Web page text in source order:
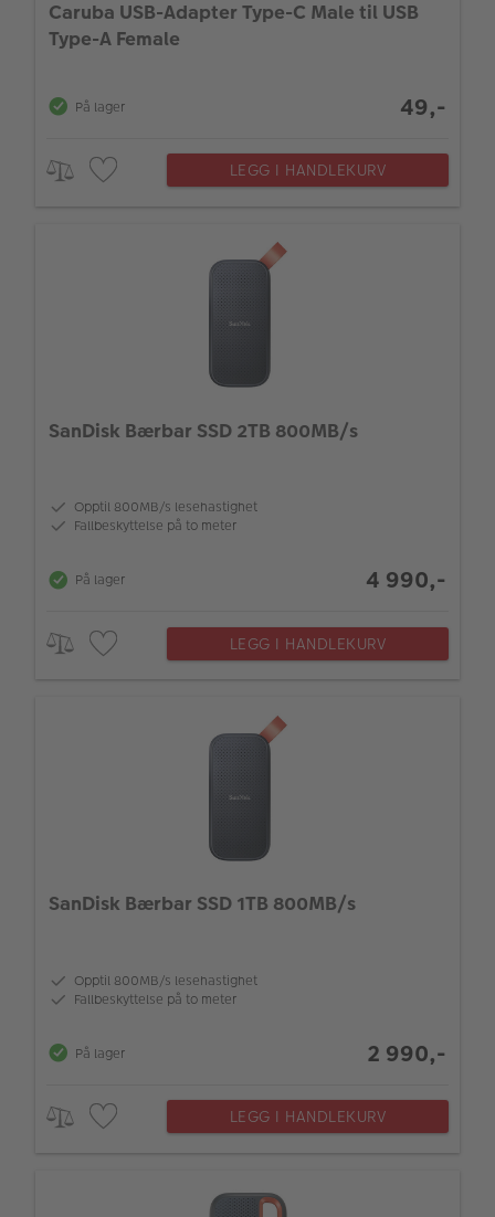
Caruba USB-Adapter Type-C Male til USB
Type-A Female
På lager 49,-
LEGG I HANDLEKURV
SanDisk Bærbar SSD 2TB 800MB/s
Opptil 800MB/s lesehastighet
Fallbeskyttelse på to meter
På lager 4 990,-
LEGG I HANDLEKURV
SanDisk Bærbar SSD 1TB 800MB/s
Opptil 800MB/s lesehastighet
Fallbeskyttelse på to meter
På lager 2 990,-
LEGG I HANDLEKURV